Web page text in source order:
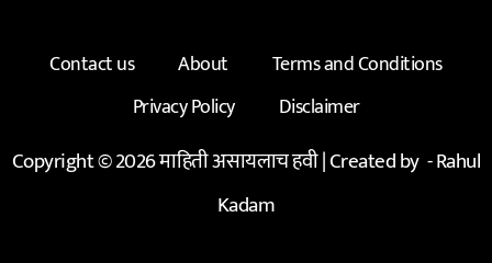
Contact us About
Terms and Conditions
Privacy Policy
Disclaimer
Copyright © 2026 माहिती असायलाच हवी | Created by -Rahul
Kadam